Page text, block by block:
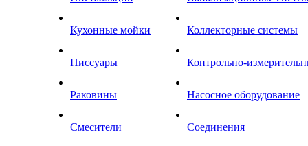
Кухонные мойки
Писсуары
Раковины
Смесители
Коллекторные системы
Контрольно-
Насосное оборудование
Соединения